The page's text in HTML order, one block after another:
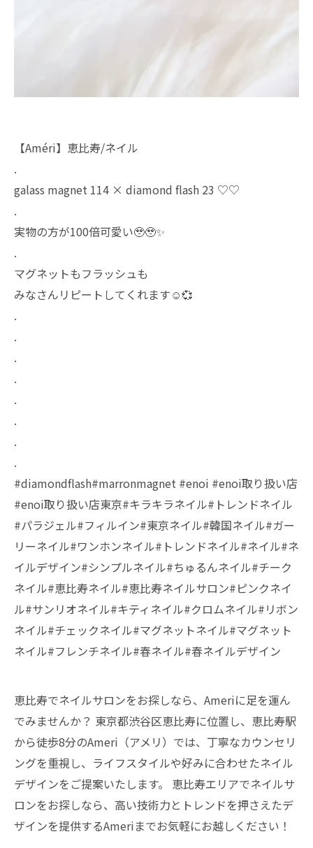
【Améri】恵比寿/ネイル
.
galass magnet 114 × diamond flash 23 ♡♡
.
実物の方が100倍可愛い🥹🥹✨
.
マグネットもフラッシュも
みなさんリピートしてくれます☺️💞
.
.
.
.
.
.
.
.
#diamondflash#marronmagnet #enoi #enoi取り扱い店
#enoi取り扱い店東京#キラキラネイル#トレンドネイル
#パラジェル#フィルイン#東京ネイル#韓国ネイル#ガー
リーネイル#ワンホンネイル#トレンドネイル#ネイル#ネ
イルデザイン#シンプルネイル#ちゅるんネイル#チーク
ネイル#恵比寿ネイル#恵比寿ネイルサロン#ピンクネイ
ル#サンリオネイル#キティネイル#クロムネイル#リボン
ネイル#チェックネイル#マグネットネイル#マグネット
ネイル#フレンチネイル#春ネイル#春ネイルデザイン
恵比寿でネイルサロンをお探しなら、Ameriに足を運ん
でみませんか？ 東京都渋谷区恵比寿に位置し、恵比寿駅
から徒歩8分のAmeri（アメリ）では、丁寧なカウンセリ
ングを重視し、ライフスタイルや好みに合わせたネイル
デザインをご提案いたします。 恵比寿エリアでネイルサ
ロンをお探しなら、高い技術力とトレンドを押さえたデ
ザインを提供するAmeriまでお気軽にお越しください！